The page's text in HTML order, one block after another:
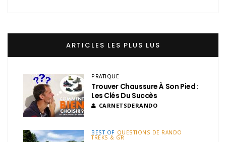
ARTICLES LES PLUS LUS
PRATIQUE
Trouver Chaussure À Son Pied :
Les Clés Du Succès
CARNETSDERANDO
BEST OF QUESTIONS DE RANDO
TREKS & GR